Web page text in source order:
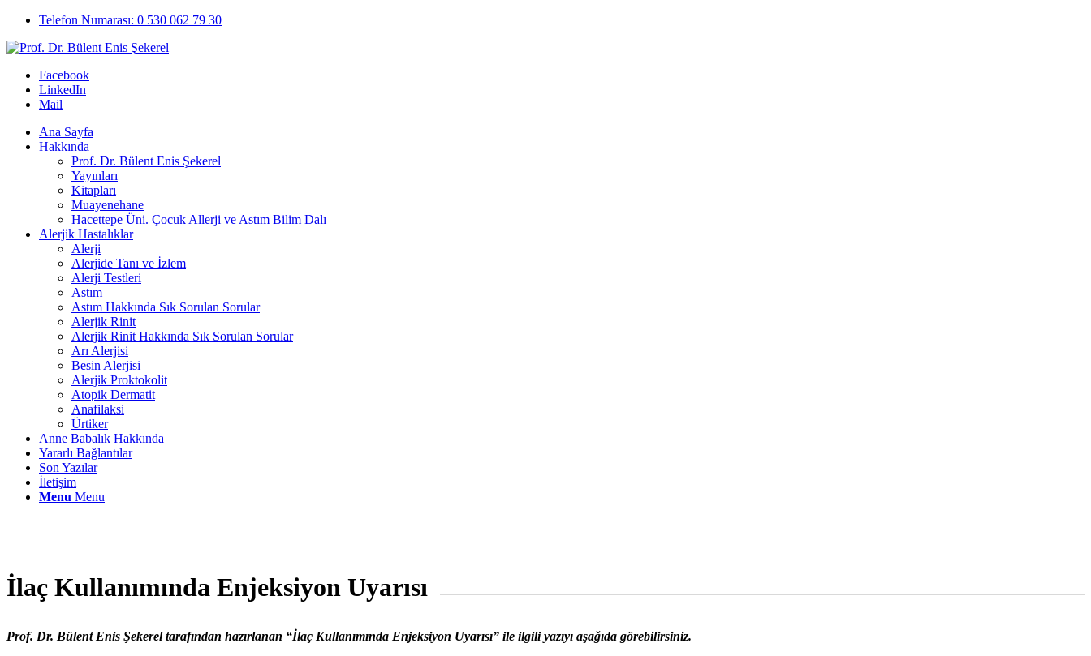
Telefon Numarası: 0 530 062 79 30
Facebook
LinkedIn
Mail
Ana Sayfa
Hakkında
Prof. Dr. Bülent Enis Şekerel
Yayınları
Kitapları
Muayenehane
Hacettepe Üni. Çocuk Allerji ve Astım Bilim Dalı
Alerjik Hastalıklar
Alerji
Alerjide Tanı ve İzlem
Alerji Testleri
Astım
Astım Hakkında Sık Sorulan Sorular
Alerjik Rinit
Alerjik Rinit Hakkında Sık Sorulan Sorular
Arı Alerjisi
Besin Alerjisi
Alerjik Proktokolit
Atopik Dermatit
Anafilaksi
Ürtiker
Anne Babalık Hakkında
Yararlı Bağlantılar
Son Yazılar
İletişim
Menu Menu
İlaç Kullanımında Enjeksiyon Uyarısı
Prof. Dr. Bülent Enis Şekerel tarafından hazırlanan “İlaç Kullanımında Enjeksiyon Uyarısı” ile ilgili yazıyı aşağıda görebilirsiniz.